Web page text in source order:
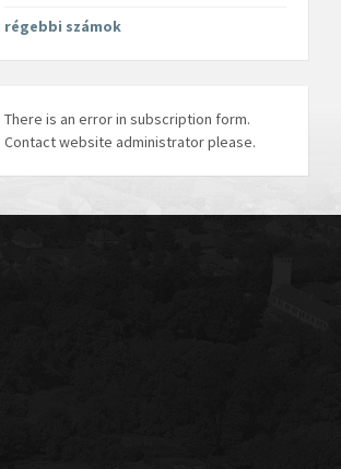
régebbi számok
There is an error in subscription form.
Contact website administrator please.